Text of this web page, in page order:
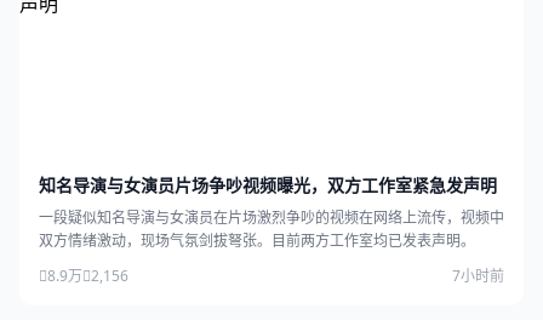
知名导演与女演员片场争吵视频曝光，双方工作室紧急发声明
一段疑似知名导演与女演员在片场激烈争吵的视频在网络上流传，视频中
双方情绪激动，现场气氛剑拔弩张。目前两方工作室均已发表声明。
8.9万 2,156 7小时前